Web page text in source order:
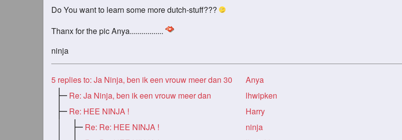
Do You want to learn some more dutch-stuff???
Thanx for the pic Anya.................
ninja
5 replies to: Ja Ninja, ben ik een vrouw meer dan 30 Anya
Re: Ja Ninja, ben ik een vrouw meer dan
lhwipken
Re: HEE NINJA !
Harry
Re: Re: HEE NINJA !
ninja